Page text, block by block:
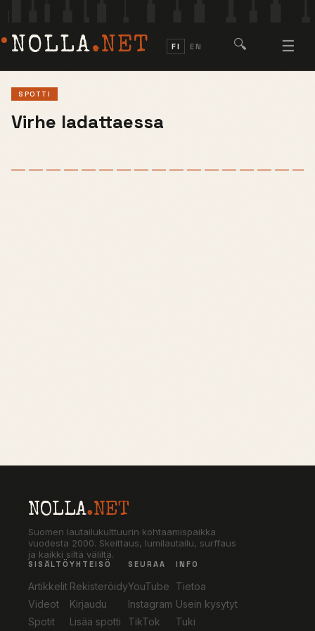
NOLLA.NET FI EN 🔍 ☰
SPOTTI
Virhe ladattaessa
NOLLA.NET
Suomen lautailukulttuurin kohtaamispaikka
vuodesta 2000. Skeittaus, lumilautailu, surffaus
ja kaikki siltä väliltä.
SISÄLTÖ
Artikkelit
Videot
Spotit
YHTEISÖ
Rekisteröidy
Kirjaudu
Lisää spotti
SEURAA
YouTube
Instagram
TikTok
INFO
Tietoa
Usein kysytyt
Tuki